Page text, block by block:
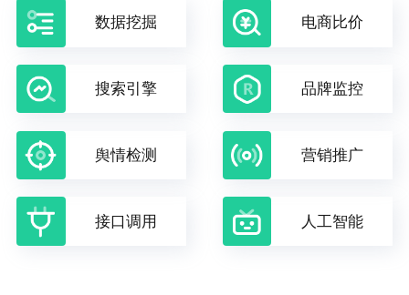
数据挖掘
搜索引擎
舆情检测
接口调用
电商比价
品牌监控
营销推广
人工智能